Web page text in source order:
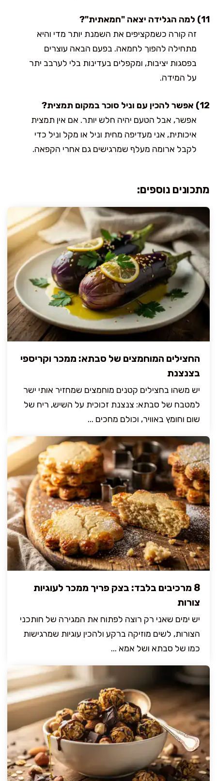
11) למה הגלידה יצאה "חמאתית"?
זה קורה כשמקציפים את השמנת יותר מדי והיא
מתחילה להפוך לחמאה. בפעם הבאה עוצרים
בפסגות יציבות, ומקפלים בעדינות בלי לערבב יתר
על המידה.
12) אפשר להכין עם וניל סוכר במקום תמצית?
אפשר, אבל הטעם יהיה חלש יותר. אם אין תמצית
איכותית, אני מעדיפה מחית וניל או מקל וניל כדי
לקבל ארומה מעלף שמרגישים גם אחרי הקפאה.
מתכונים נוספים:
החצילים המוחמצים של סבתא: ממכר וקריספי
בצנצנת
יש משהו בחצילים קטנים מוחמצים שמחזיר אותי ישר
למטבח של סבתא: צנצנת זכוכית על השיש, ריח של
שום וחומץ באוויר, וכולם מחכים ...
8 מרכיבים בלבד: בצק פריך ממכר לעוגיות
צורות
יש ימים שאני רק רוצה לפתוח את המגירה של חותכני
הצורות, לשים מוזיקה ברקע ולהכין עוגיות שמרגישות
כמו של סבתא ושל אמא ...